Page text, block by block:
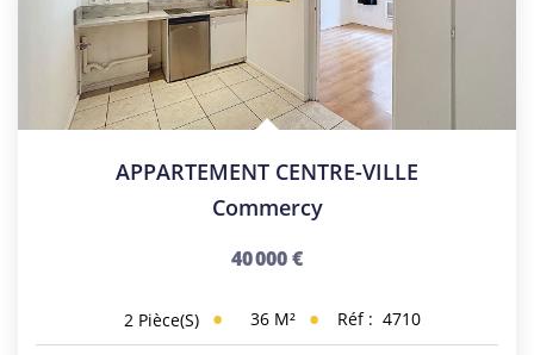
APPARTEMENT CENTRE-VILLE
Commercy
40 000 €
2 Pièce(s) 36 M² Réf : 4710